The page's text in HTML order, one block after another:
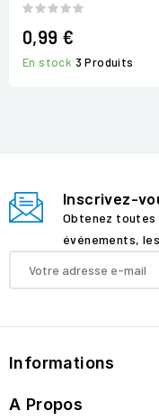
0,99 €
En stock 3 Produits
Inscrivez-
Obtenez toutes
événements,
Informations
A Propos